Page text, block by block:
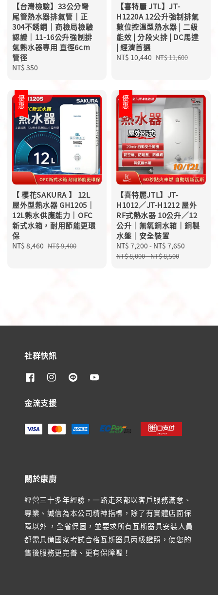
【台灣檢驗】33公分彎
尾管熱水器排氣管｜正
304不銹鋼｜商檢局檢驗
認證｜11-16公升強制排
氣熱水器專用 直徑6cm
管徑
Regular
NT$ 350
【喜特麗 JTL】JT-
H1220A 12公升強制排氣
數位控溫型熱水器 | 二級
能效 | 分段火排 | DC馬達
| 經濟首選
Sale
NT$ 10,440 Regular
NT$ 11,600
優惠
【 櫻花SAKURA 】 12L
屋外型熱水器 GH1205｜
12L熱水供應能力｜OFC
新式水箱，耐用節能更環
保
Sale
NT$ 8,460 Regular
NT$ 9,400
優惠
【喜特麗JTL】JT-
H1012／JT-H1212 屋外
RF式熱水器 10公升／12
公升｜無氧銅水箱｜銅製
水盤｜安全裝置
Sale
price
NT$ 7,200 - NT$ 7,650
NT$ 8,000-NT$ 8,500
社群快訊
金流支援
關於康廚
經營三十多年經驗，一路走來都以客戶服務滿意、
專業、誠信為本公司精神指標，除了有實體店面保
障以外 ，全省保固，並要求所有瓦斯器具安裝人員
都需具備國家考試合格瓦斯器具丙級證照，使您的
售後服務更完善、更有保障喔！